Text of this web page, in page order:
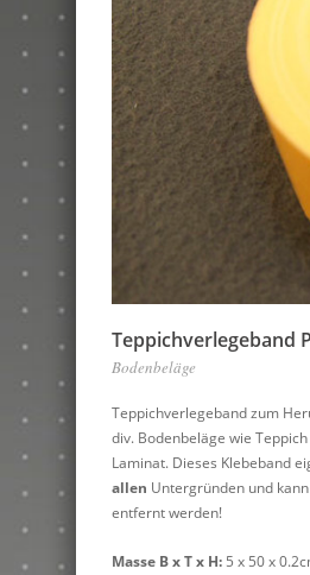
Teppichverlegeband
Bodenbeläge
Teppichverlegeband zum
div. Bodenbeläge wie
Laminat. Dieses Klebeband
allen Untergründen und
entfernt werden!
Masse B x T x H: 5 x 50 x